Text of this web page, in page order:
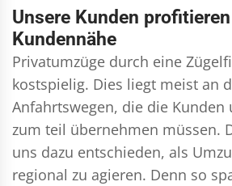
Unsere Kunden
Kundennähe
Privatumzüge durch eine
kostspielig. Dies liegt meist an
Anfahrtswegen, die die Kunden
zum teil übernehmen müssen.
uns dazu entschieden, als
regional zu agieren. Denn so